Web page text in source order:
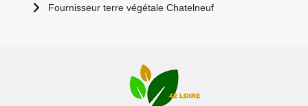
Fournisseur terre végétale Chatelneuf